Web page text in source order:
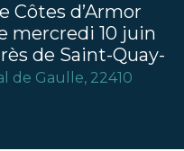
Côtes d’Armor
mercredi 10 juin
de Saint-Quay-
de Gaulle, 22410